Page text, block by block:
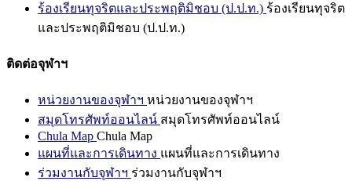
ร้องเรียนทุจริตและประพฤติมิชอบ (ป.ป.ท.) ร้องเรียนทุจริต
และประพฤติมิชอบ (ป.ป.ท.)
ติดต่อจุฬาฯ
หน่วยงานของจุฬาฯ หน่วยงานของจุฬาฯ
สมุดโทรศัพท์ออนไลน์ สมุดโทรศัพท์ออนไลน์
Chula Map Chula Map
แผนที่และการเดินทาง แผนที่และการเดินทาง
ร่วมงานกับจุฬาฯ ร่วมงานกับจุฬาฯ